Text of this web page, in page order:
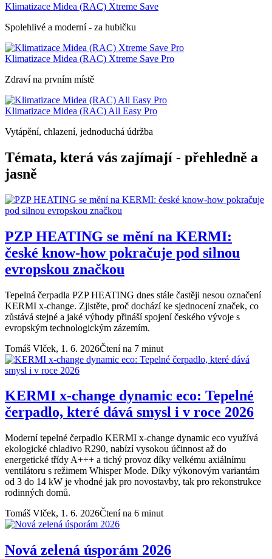
Klimatizace Midea (RAC) Xtreme Save
Spolehlivé a moderní - za hubičku
Klimatizace Midea (RAC) Xtreme Save Pro
Zdraví na prvním místě
Klimatizace Midea (RAC) All Easy Pro
Vytápění, chlazení, jednoduchá údržba
Témata, která vás zajímají - přehledně a
jasně
PZP HEATING se mění na KERMI:
české know-how pokračuje pod silnou
evropskou značkou
Tepelná čerpadla PZP HEATING dnes stále častěji nesou označení
KERMI x-change. Zjistěte, proč dochází ke sjednocení značek, co
zůstává stejné a jaké výhody přináší spojení českého vývoje s
evropským technologickým zázemím.
Tomáš Vlček, 1. 6. 2026Čtení na 7 minut
KERMI x-change dynamic eco: Tepelné
čerpadlo, které dává smysl i v roce 2026
Moderní tepelné čerpadlo KERMI x-change dynamic eco využívá
ekologické chladivo R290, nabízí vysokou účinnost až do
energetické třídy A+++ a tichý provoz díky velkému axiálnímu
ventilátoru s režimem Whisper Mode. Díky výkonovým variantám
od 3 do 14 kW je vhodné jak pro novostavby, tak pro rekonstrukce
rodinných domů.
Tomáš Vlček, 1. 6. 2026Čtení na 6 minut
Nová zelená úsporám 2026